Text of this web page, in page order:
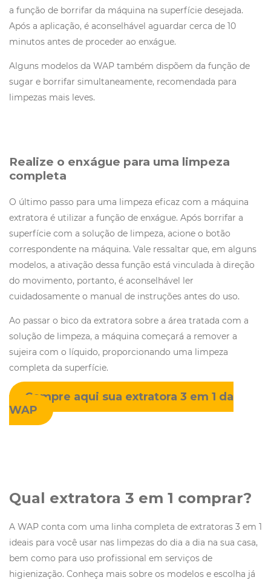
a função de borrifar da máquina na superfície desejada.
Após a aplicação, é aconselhável aguardar cerca de 10
minutos antes de proceder ao enxágue.
Alguns modelos da WAP também dispõem da função de
sugar e borrifar simultaneamente, recomendada para
limpezas mais leves.
Realize o enxágue para uma limpeza
completa
O último passo para uma limpeza eficaz com a máquina
extratora é utilizar a função de enxágue. Após borrifar a
superfície com a solução de limpeza, acione o botão
correspondente na máquina. Vale ressaltar que, em alguns
modelos, a ativação dessa função está vinculada à direção
do movimento, portanto, é aconselhável ler
cuidadosamente o manual de instruções antes do uso.
Ao passar o bico da extratora sobre a área tratada com a
solução de limpeza, a máquina começará a remover a
sujeira com o líquido, proporcionando uma limpeza
completa da superfície.
Compre aqui sua extratora 3 em 1 da
WAP
Qual extratora 3 em 1 comprar?
A WAP conta com uma linha completa de extratoras 3 em 1
ideais para você usar nas limpezas do dia a dia na sua casa,
bem como para uso profissional em serviços de
higienização. Conheça mais sobre os modelos e escolha já